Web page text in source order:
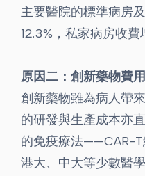
主要醫院的標準病房
12.3%，私家病房收費
原因二：創新藥物費
創新藥物雖為病人帶
的研發與生產成本亦
的免疫療法——CAR-T
港大、中大等少數醫